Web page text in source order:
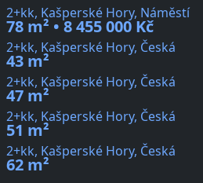
2+kk, Kašperské Hory, Náměstí
78 m² • 8 455 000 Kč
2+kk, Kašperské Hory, Česká
43 m²
2+kk, Kašperské Hory, Česká
47 m²
2+kk, Kašperské Hory, Česká
51 m²
2+kk, Kašperské Hory, Česká
62 m²